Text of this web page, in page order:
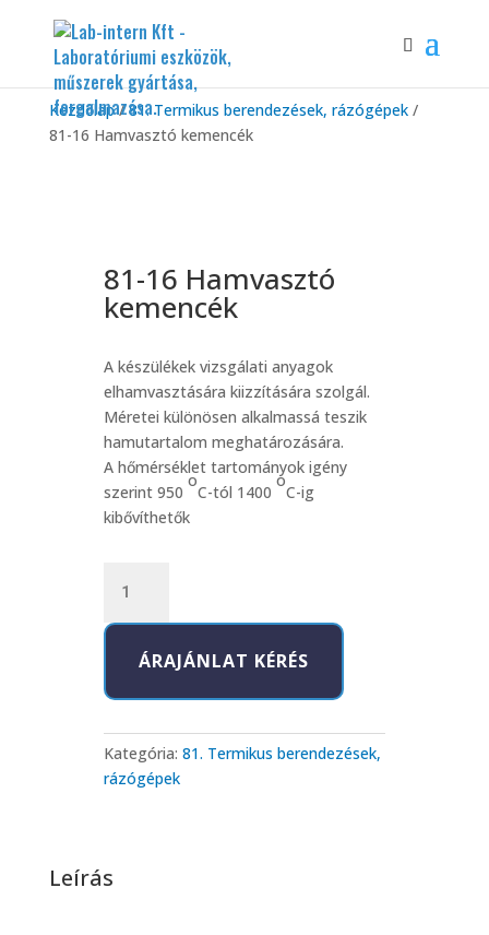
Kezdőlap/81. Termikus berendezések, rázógépek/
81-16 Hamvasztó kemencék
81-16 Hamvasztó
kemencék
A készülékek vizsgálati anyagok
elhamvasztására kiizzítására szolgál.
Méretei különösen alkalmassá teszik
hamutartalom meghatározására.
A hőmérséklet tartományok igény
szerint 950
o
C-tól 1400
o
C-ig
kibővíthetők
Hamvasztó
kemencék
mennyiség
ÁRAJÁNLAT KÉRÉS
Kategória: 81. Termikus berendezések,
rázógépek
Leírás